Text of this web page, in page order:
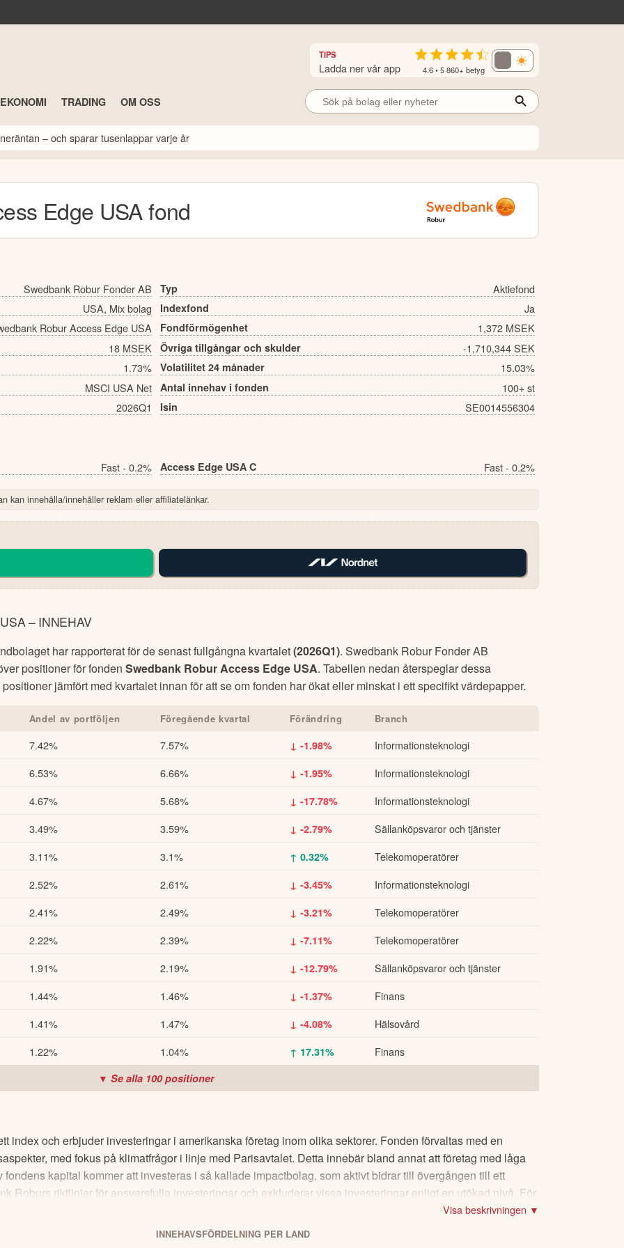
TIPS
Ladda ner vår app 4.6 • 5 860+ betyg
TRADING OM OSS
– och sparar tusenlappar varje år
Edge USAfond
Swedbank Robur Fonder AB Typ
Aktiefond
USA, Mix bolag
Indexfond
Ja
Robur Access Edge USA
Fondförmögenhet
1,372 MSEK
18 MSEK
Övriga tillgångar och skulder
-1,710,344 SEK
1.73%
Volatilitet 24 månader
15.03%
MSCI USA Net
Antal innehav i fonden
100+ st
2026Q1
Isin SE0014556304
Fast - 0.2% Access Edge USA C Fast - 0.2%
kan innehålla/innehåller reklam eller affiliatelänkar.
– INNEHAV
har rapporterat för de senast fullgångna kvartalet(2026Q1). Swedbank Robur Fonder AB
positioner för fonden Swedbank Robur Access Edge USA. Tabellen nedan återspeglar dessa
jämfört med kvartalet innan för att se om fonden har ökat eller minskat i ett specifikt värdepapper.
Andel av portföljen Föregående kvartal Förändring Branch
7.42% 7.57% ↓ -1.98%
Informationsteknologi
6.53%
6.66% ↓ -1.95%
Informationsteknologi
4.67%
5.68% ↓ -17.78%
Informationsteknologi
3.49%
3.59% ↓ -2.79%
Sällanköpsvaror och tjänster
3.11%
3.1% ↑ 0.32%
Telekomoperatörer
2.52%
2.61% ↓ -3.45%
Informationsteknologi
2.41%
2.49% ↓ -3.21%
Telekomoperatörer
2.22%
2.39% ↓ -7.11%
Telekomoperatörer
1.91%
2.19% ↓ -12.79%
Sällanköpsvaror och tjänster
1.44%
1.46% ↓ -1.37%
Finans
1.41%
1.47% ↓ -4.08%
Hälsovård
1.22%
1.04% ↑ 17.31% Finans
▼ Se alla 100positioner
index och erbjuder investeringar i amerikanska företag inom olika sektorer. Fonden förvaltas med en
med fokus på klimatfrågor i linje med Parisavtalet. Detta innebär bland annat att företag med låga
kapital kommer att investeras i så kallade impactbolag, som aktivt bidrar till övergången till ett
Roburs riktlinjer för ansvarsfulla investeringar och exkluderar vissa investeringar enligt en utökad nivå. För
och besök swedbankrobur.se. Fonden finns i olika andelsklasser; du kan läsa mer om skillnaderna
Visa beskrivningen ▼
INNEHAVSFÖRDELNING PER LAND